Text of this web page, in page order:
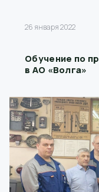
26 января 2022
Обучение по
в АО «Волга»